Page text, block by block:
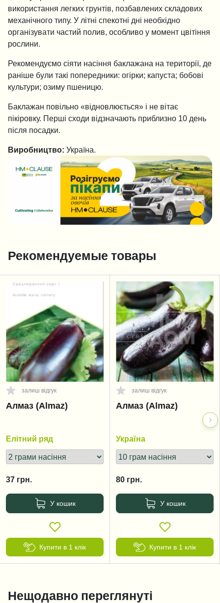
використання легких грунтів, позбавлених складових
механічного типу. У літні спекотні дні необхідно
організувати частий полив, особливо у момент цвітіння
рослини.
Рекомендуємо сіяти насіння баклажана на території, де
раніше були такі попередники: огірки; капуста; бобові
культури; озиму пшеницю.
Баклажан повільно «відновлюється» і не вітає
пікіровку. Перші сходи відзначають приблизно 10 день
після посадки.
Виробництво: Україна.
Рекомендуемые товары
залиш відгук
Алмаз (Almaz)
Елітний ряд
37 грн.
У кошик
Купити в 1 клік
залиш відгук
Алмаз (Almaz)
Україна
80 грн.
У кошик
Купити в 1 клік
Нещодавно переглянуті